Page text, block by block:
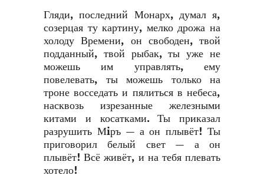
Гляди, последний Монарх, думал я,
созерцая ту картину, мелко дрожа на
холоду Времени, он свободен, твой
подданный, твой рыбак, ты уже не
можешь им управлять, ему
повелевать, ты можешь только на
троне восседать и пялиться в небеса,
насквозь изрезанные железными
китами и косатками. Ты приказал
разрушить Мiръ — а он плывёт! Ты
приговорил белый свет — а он
плывёт! Всё живёт, и на тебя плевать
хотело!